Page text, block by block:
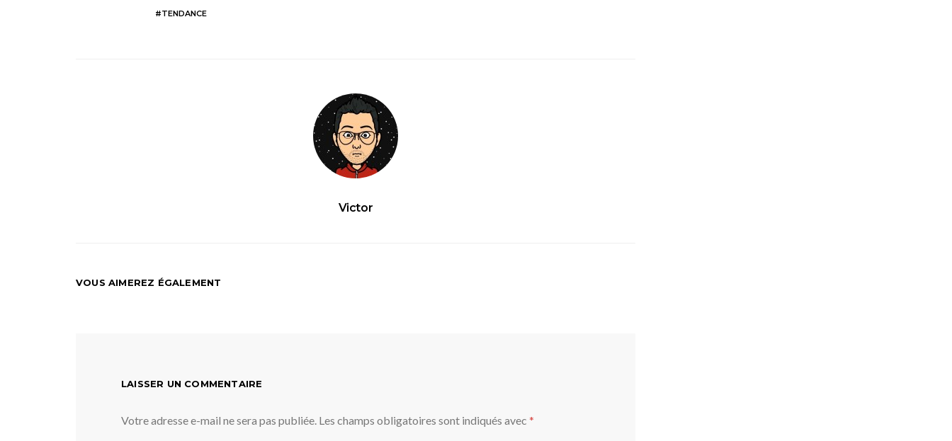
TENDANCE
Victor
VOUS AIMEREZ ÉGALEMENT
LAISSER UN COMMENTAIRE
Votre adresse e-mail ne sera pas publiée. Les champs obligatoires sont indiqués avec *